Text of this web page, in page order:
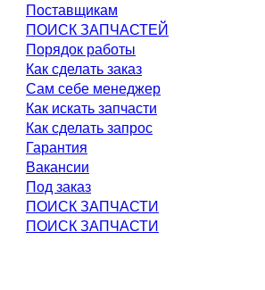
Поставщикам
ПОИСК ЗАПЧАСТЕЙ
Порядок работы
Как сделать заказ
Сам себе менеджер
Как искать запчасти
Как сделать запрос
Гарантия
Вакансии
Под заказ
ПОИСК ЗАПЧАСТИ
ПОИСК ЗАПЧАСТИ